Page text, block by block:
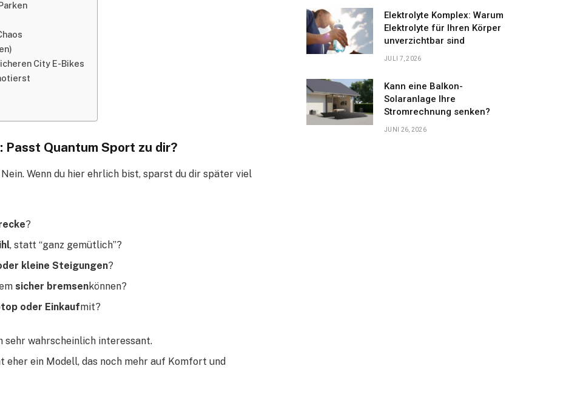
City E-Bikes
Passt Quantum Sport zu dir?
Wenn du hier ehrlich bist, sparst du dir später viel
?
, statt “ganz gemütlich”?
kleine Steigungen?
sicher bremsenkönnen?
oder Einkaufmit?
wahrscheinlich interessant.
eher ein Modell, das noch mehr auf Komfort und
Elektrolyte Komplex: Warum
Elektrolyte für Ihren Körper
unverzichtbar sind
JULI 7, 2026
Kann eine Balkon-
Solaranlage Ihre
Stromrechnung senken?
JUNI 26, 2026